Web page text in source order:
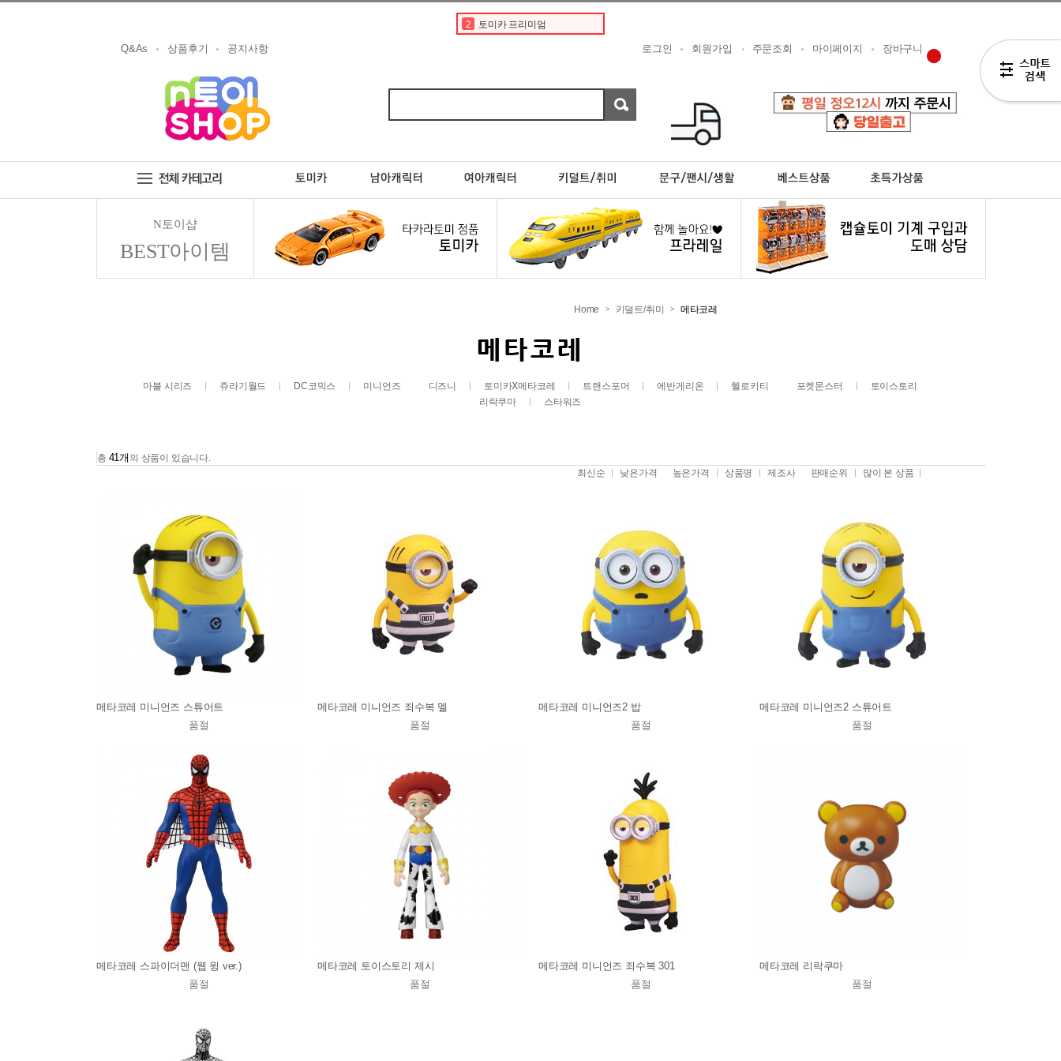
2 토미카 프리미엄
5 디즈니
8 한정판
9 프리미엄
1
Q&As 상품후기 공지사항 로그인 회원가입 주문조회 마이페이지 장바구니
N토이샵
BEST아이템
메타코레
Home > 키덜트/취미 > 메타코레
마블 시리즈 쥬라기월드 DC코믹스 미니언즈 디즈니 토미카Ⅹ메타코레 트랜스포머 에반게리온 헬로키티 포켓몬스터
토이스토리
리락쿠마
스타워즈
총 41개 의 상품이 있습니다.
최신순
낮은가격 높은가격 상품명 제조사 판매순위 많이 본 상품
메타코레 미니언즈 스튜어트
품절
메타코레 미니언즈 죄수복 멜
품절
메타코레 미니언즈2 밥
품절
메타코레 미니언즈2 스튜어트
품절
메타코레 스파이더맨 (웹 윙 ver.)
품절
메타코레 토이스토리 제시
품절
메타코레 미니언즈 죄수복 301
품절
메타코레 리락쿠마
품절